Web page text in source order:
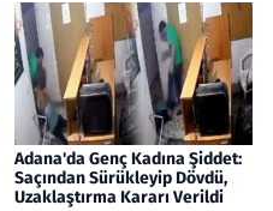
Adana'da Genç Kadına Şiddet:
Saçından Sürükleyip Dövdü,
Uzaklaştırma Kararı Verildi